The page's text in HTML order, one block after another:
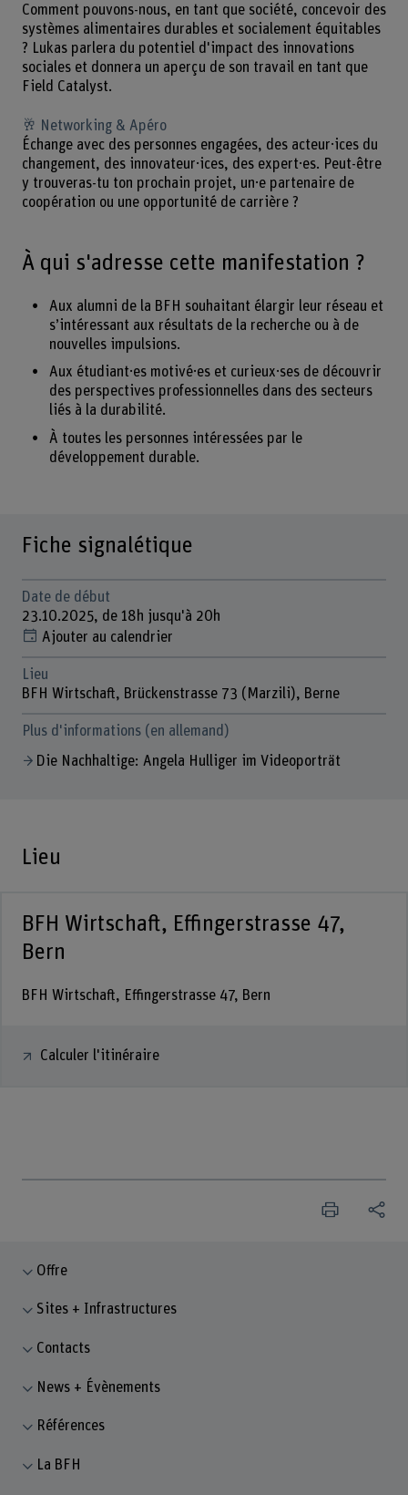
Comment pouvons-nous, en tant que société, concevoir des
systèmes alimentaires durables et socialement équitables
? Lukas parlera du potentiel d'impact des innovations
sociales et donnera un aperçu de son travail en tant que
Field Catalyst.
🥂 Networking & Apéro
Échange avec des personnes engagées, des acteur·ices du
changement, des innovateur·ices, des expert·es. Peut-être
y trouveras-tu ton prochain projet, un·e partenaire de
coopération ou une opportunité de carrière ?
À qui s'adresse cette manifestation ?
Aux alumni de la BFH souhaitant élargir leur réseau et
s’intéressant aux résultats de la recherche ou à de
nouvelles impulsions.
Aux étudiant·es motivé·es et curieux·ses de découvrir
des perspectives professionnelles dans des secteurs
liés à la durabilité.
À toutes les personnes intéressées par le
développement durable.
Fiche signalétique
Date de début
23.10.2025, de 18h jusqu'à 20h
Ajouter au calendrier
Lieu
BFH Wirtschaft, Brückenstrasse 73 (Marzili), Berne
Plus d'informations (en allemand)
Die Nachhaltige: Angela Hulliger im Videoporträt
Lieu
BFH Wirtschaft, Effingerstrasse 47,
Bern
BFH Wirtschaft, Effingerstrasse 47, Bern
Calculer l'itinéraire
Offre
Sites + Infrastructures
Contacts
News + Évènements
Références
La BFH